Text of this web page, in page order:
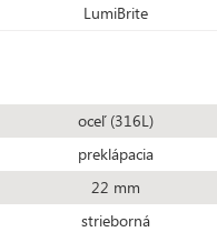
LumiBrite
oceľ (316L)
preklápacia
22 mm
strieborná